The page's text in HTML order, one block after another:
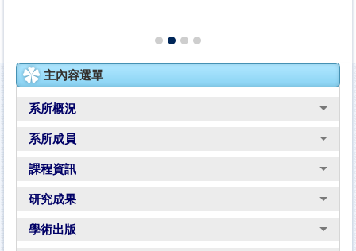
主內容選單
系所概況
系所成員
課程資訊
研究成果
學術出版